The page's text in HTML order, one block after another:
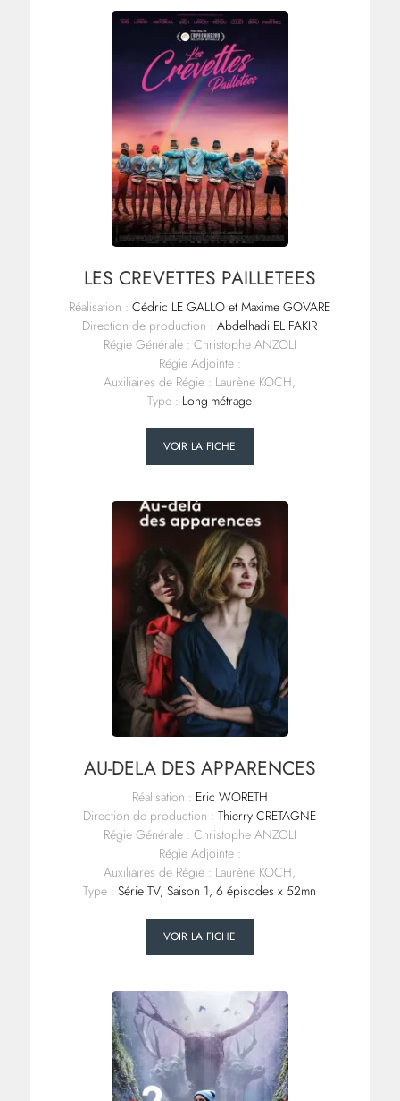
LES CREVETTES PAILLETEES
Réalisation : Cédric LE GALLO et Maxime GOVARE
Direction de production : Abdelhadi EL FAKIR
Régie Générale : Christophe ANZOLI
Régie Adjointe :
Auxiliaires de Régie : Laurène KOCH,
Type : Long-métrage
VOIR LA FICHE
AU-DELA DES APPARENCES
Réalisation : Eric WORETH
Direction de production : Thierry CRETAGNE
Régie Générale : Christophe ANZOLI
Régie Adjointe :
Auxiliaires de Régie : Laurène KOCH,
Type : Série TV, Saison 1, 6 épisodes x 52mn
VOIR LA FICHE